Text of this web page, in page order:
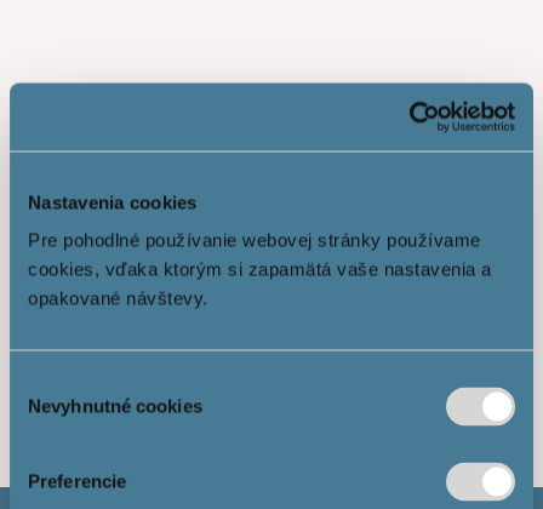
Nastavenia cookies
Pre pohodlné používanie webovej stránky používame
cookies, vďaka ktorým si zapamätá vaše nastavenia a
opakované návštevy.
súhlasu
Nevyhnutné cookies
Preferencie